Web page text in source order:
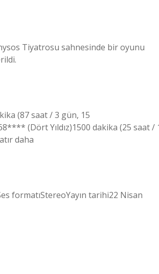
Tiyatrosu sahnesinde bir oyunu
(87 saat / 3 gün, 15
(Dört Yıldız)1500 dakika (25 saat /
daha
formatıStereoYayın tarihi22 Nisan